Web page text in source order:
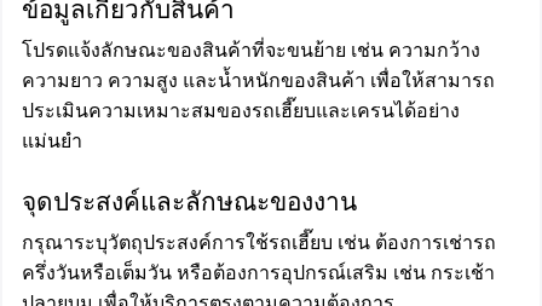
ข้อมูลเกี่ยวกับสินค้า
โปรดแจ้งลักษณะของสินค้าที่จะขนย้าย เช่น ความกว้าง
ความยาว ความสูง และน้ำหนักของสินค้า เพื่อให้สามารถ
ประเมินความเหมาะสมของรถเฮี๊ยบและเครนได้อย่าง
แม่นยำ
จุดประสงค์และลักษณะของงาน
กรุณาระบุวัตถุประสงค์การใช้รถเฮี๊ยบ เช่น ต้องการเช่ารถ
ครึ่งวันหรือเต็มวัน หรือต้องการอุปกรณ์เสริม เช่น กระเช้า